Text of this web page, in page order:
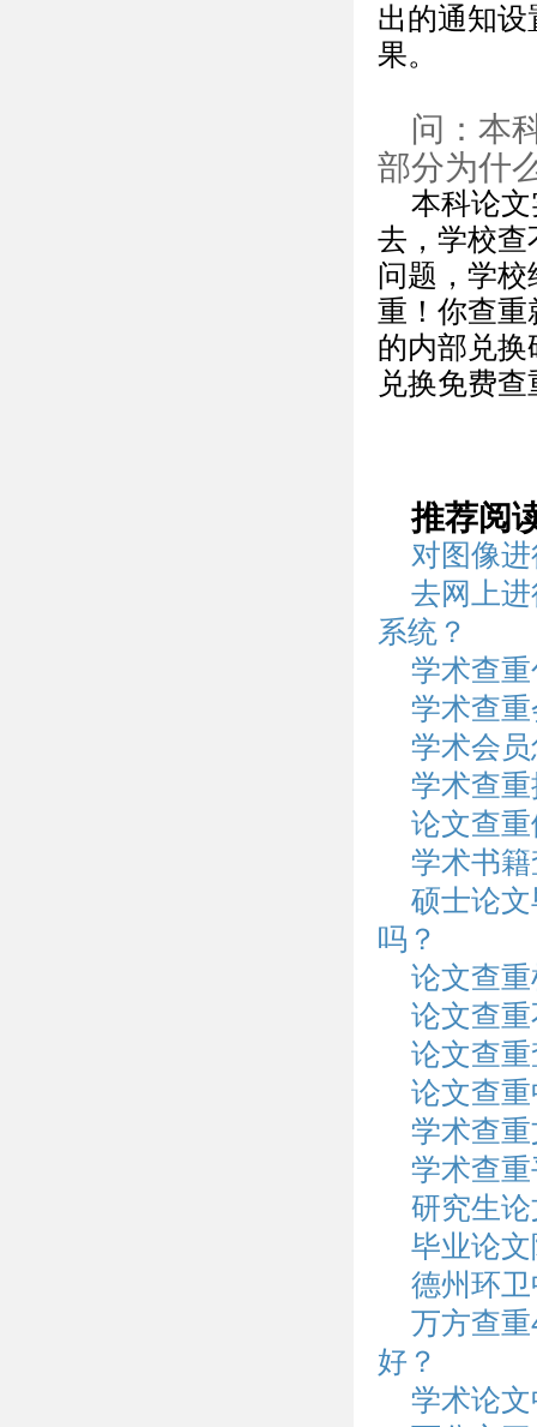
出的通知
果。
问：本
部分为什
本科论
去，学校查
问题，学
重！你查重
的内部兑
兑换免费
推荐阅
对图像
去网上
系统？
学术查
学术查
学术会
学术查
论文查
学术书
硕士论
吗？
论文查
论文查
论文查
论文查
学术查
学术查
研究生
毕业论
德州环
万方查
好？
学术论